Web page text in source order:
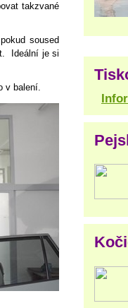
takzvané
soused
Ideální je si
v balení.